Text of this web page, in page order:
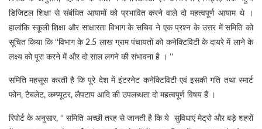
डिजिटल शिक्षा से संबंधित आयामों को प्रभावित करने वाले दो महत्वपूर्ण आयाम थे ।
हालांकि स्कूली शिक्षा और साक्षारता विभाग के सचिव ने एक प्रश्न के उत्तर में समिति को
सूचित किया कि ‘‘विभाग के 2.5 लाख ग्राम पंचायतों को कनेक्टिविटी के दायरे में लाने के
लक्ष्य को पूरा करने में और दो साल लगने की संभावना है । ’’
समिति महसूस करती है कि पूरे देश में इंटरनेट कनेक्टिविटी एवं इसकी गति तथा स्मार्ट
फोन, टैबलेट, कम्प्यूटर, लैपटाप आदि की उपलब्धता दो महत्वपूर्ण विषय हैं ।
रिपोर्ट के अनुसार, ‘‘ समिति अच्छी तरह से जानती है कि ये सुविधाएं मेट्रो और बड़े शहरों